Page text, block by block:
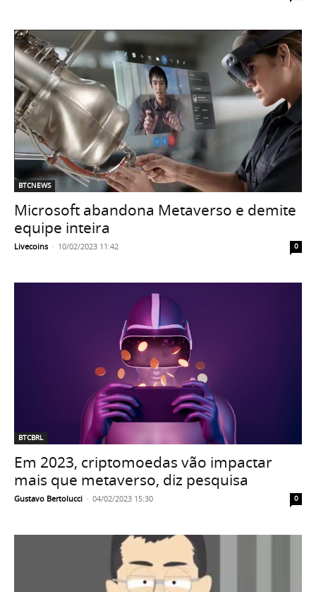
BTCNEWS
Microsoft abandona Metaverso e demite
equipe inteira
Livecoins - 10/02/2023 11:42 0
BTCBRL
Em 2023, criptomoedas vão impactar
mais que metaverso, diz pesquisa
Gustavo Bertolucci - 04/02/2023 15:30 0